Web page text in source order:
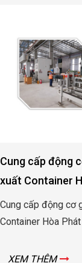
Cung cấp động
xuất Container
Cung cấp động cơ
Container Hòa
XEM THÊM